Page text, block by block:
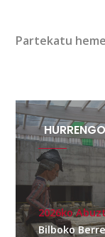
Partekatu
2026ko
Bilboko